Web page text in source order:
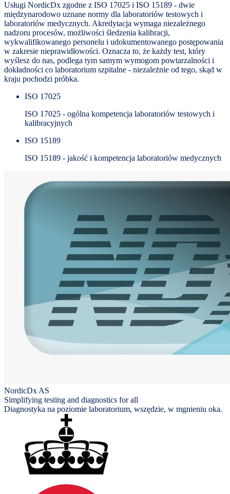
Usługi NordicDx zgodne z ISO 17025 i ISO 15189 - dwie
międzynarodowo uznane normy dla laboratoriów testowych i
laboratoriów medycznych. Akredytacja wymaga niezależnego
nadzoru procesów, możliwości śledzenia kalibracji,
wykwalifikowanego personelu i udokumentowanego postępowania
w zakresie nieprawidłowości. Oznacza to, że każdy test, który
wyślesz do nas, podlega tym samym wymogom powtarzalności i
dokładności co laboratorium szpitalne - niezależnie od tego, skąd w
kraju pochodzi próbka.
ISO 17025
ISO 17025 - ogólna kompetencja laboratoriów testowych i
kalibracyjnych
ISO 15189
ISO 15189 - jakość i kompetencja laboratoriów medycznych
NordicDx AS
Simplifying testing and diagnostics for all
Diagnostyka na poziomie laboratorium, wszędzie, w mgnieniu oka.